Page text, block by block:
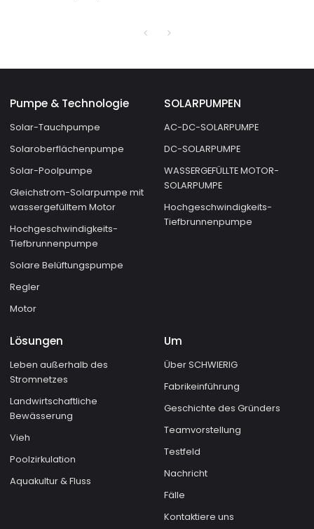
Pumpe & Technologie
Solar-Tauchpumpe
Solaroberflächenpumpe
Solar-Poolpumpe
Gleichstrom-Solarpumpe mit
wassergefülltem Motor
Hochgeschwindigkeits-
Tiefbrunnenpumpe
Solare Belüftungspumpe
Regler
Motor
SOLARPUMPEN
AC-DC-SOLARPUMPE
DC-SOLARPUMPE
WASSERGEFÜLLTE MOTOR-
SOLARPUMPE
Hochgeschwindigkeits-
Tiefbrunnenpumpe
Lösungen
Leben außerhalb des
Stromnetzes
Landwirtschaftliche
Bewässerung
Vieh
Poolzirkulation
Aquakultur & Fluss
Um
Über SCHWIERIG
Fabrikeinführung
Geschichte des Gründers
Teamvorstellung
Testfeld
Nachricht
Fälle
Kontaktiere uns